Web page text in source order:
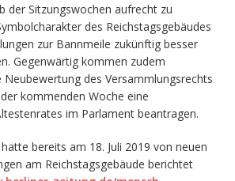
der Sitzungswochen aufrecht zu
des Reichstagsgebäudes
zur Bannmeile zukünftig besser
Gegenwärtig kommen zudem
Neubewertung des Versammlungsrechts
kommenden Woche eine
im Parlament beantragen.
bereits am 18. Juli 2019 von neuen
am Reichstagsgebäude berichtet